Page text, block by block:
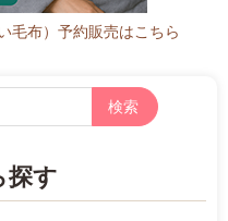
毛布）予約販売はこちら
探す